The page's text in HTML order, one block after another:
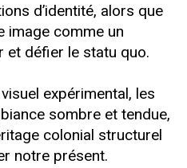
d’identité, alors que
image comme un
et défier le statu quo.
expérimental, les
sombre et tendue,
colonial structurel
notre présent.